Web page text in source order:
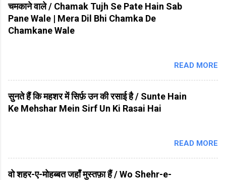
चमकाने वाले / Chamak Tujh Se Pate Hain Sab
Pane Wale | Mera Dil Bhi Chamka De
Chamkane Wale
READ MORE
सुनते हैं कि महशर में सिर्फ़ उन की रसाई है / Sunte Hain
Ke Mehshar Mein Sirf Un Ki Rasai Hai
READ MORE
वो शहर-ए-मोहब्बत जहाँ मुस्तफ़ा हैं / Wo Shehr-e-